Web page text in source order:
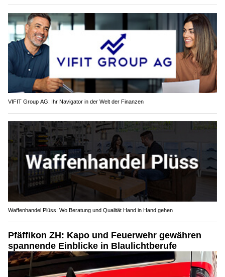
VIFIT Group AG: Ihr Navigator in der Welt der Finanzen
Waffenhandel Plüss: Wo Beratung und Qualität Hand in Hand gehen
Pfäffikon ZH: Kapo und Feuerwehr gewähren
spannende Einblicke in Blaulichtberufe